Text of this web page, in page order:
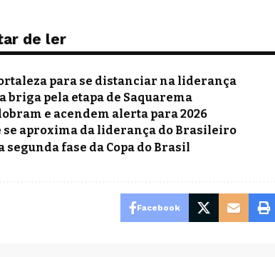
de ler
para se distanciar na liderança
briga pela etapa de Saquarema
e acendem alerta para 2026
se aproxima da liderança do Brasileiro
segunda fase da Copa do Brasil
Facebook